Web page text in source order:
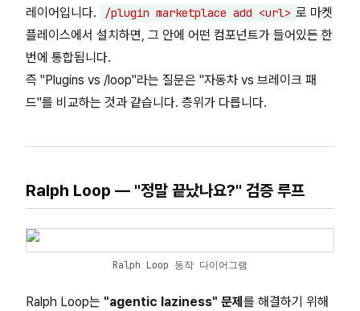
레이어입니다.
/plugin marketplace add <url> 로 마켓
플레이스에서 설치하면, 그 안에 어떤 컴포넌트가 들어있든 한
번에 통합됩니다.
즉 "Plugins vs /loop"라는 질문은 "자동차 vs 브레이크 패
드"를 비교하는 것과 같습니다. 층위가 다릅니다.
Ralph Loop — "정말 끝났나요?" 검증 루프
Ralph Loop 동작 다이어그램
Ralph Loop는 "agentic laziness" 문제 를 해결하기 위해